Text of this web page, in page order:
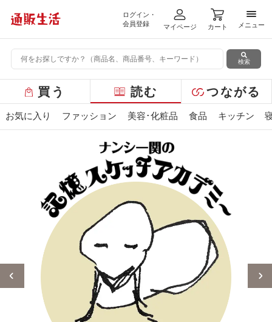
ログイン・
会員登録
マイページ カート
メニ
メニュー
検索
ー
バ
買う 読む つながる
お気に入り ファッション 美容･化粧品 食品 キッチン